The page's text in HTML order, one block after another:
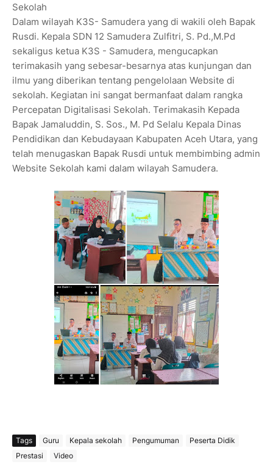
Sekolah
Dalam wilayah K3S- Samudera yang di wakili oleh Bapak
Rusdi. Kepala SDN 12 Samudera Zulfitri, S. Pd.,M.Pd
sekaligus ketua K3S - Samudera, mengucapkan
terimakasih yang sebesar-besarnya atas kunjungan dan
ilmu yang diberikan tentang pengelolaan Website di
sekolah. Kegiatan ini sangat bermanfaat dalam rangka
Percepatan Digitalisasi Sekolah. Terimakasih Kepada
Bapak Jamaluddin, S. Sos., M. Pd Selalu Kepala Dinas
Pendidikan dan Kebudayaan Kabupaten Aceh Utara, yang
telah menugaskan Bapak Rusdi untuk membimbing admin
Website Sekolah kami dalam wilayah Samudera.
Tags Guru Kepala sekolah Pengumuman
Peserta Didik
Prestasi
Video